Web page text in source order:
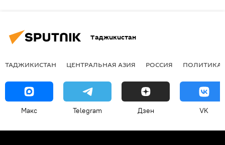
Таджикистан
ТАДЖИКИСТАН ЦЕНТРАЛЬНАЯ АЗИЯ РОССИЯ ПОЛИТИКА
Макс Telegram Дзен VK